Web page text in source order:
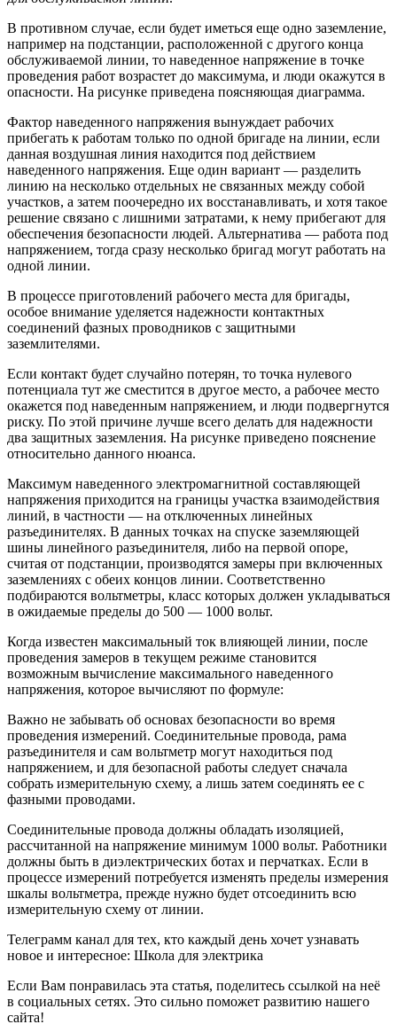
В противном случае, если будет иметься еще одно заземление,
например на подстанции, расположенной с другого конца
обслуживаемой линии, то наведенное напряжение в точке
проведения работ возрастет до максимума, и люди окажутся в
опасности. На рисунке приведена поясняющая диаграмма.
Фактор наведенного напряжения вынуждает рабочих
прибегать к работам только по одной бригаде на линии, если
данная воздушная линия находится под действием
наведенного напряжения. Еще один вариант — разделить
линию на несколько отдельных не связанных между собой
участков, а затем поочередно их восстанавливать, и хотя такое
решение связано с лишними затратами, к нему прибегают для
обеспечения безопасности людей. Альтернатива — работа под
напряжением, тогда сразу несколько бригад могут работать на
одной линии.
В процессе приготовлений рабочего места для бригады,
особое внимание уделяется надежности контактных
соединений фазных проводников с защитными
заземлителями.
Если контакт будет случайно потерян, то точка нулевого
потенциала тут же сместится в другое место, а рабочее место
окажется под наведенным напряжением, и люди подвергнутся
риску. По этой причине лучше всего делать для надежности
два защитных заземления. На рисунке приведено пояснение
относительно данного нюанса.
Максимум наведенного электромагнитной составляющей
напряжения приходится на границы участка взаимодействия
линий, в частности — на отключенных линейных
разъединителях. В данных точках на спуске заземляющей
шины линейного разъединителя, либо на первой опоре,
считая от подстанции, производятся замеры при включенных
заземлениях с обеих концов линии. Соответственно
подбираются вольтметры, класс которых должен укладываться
в ожидаемые пределы до 500 — 1000 вольт.
Когда известен максимальный ток влияющей линии, после
проведения замеров в текущем режиме становится
возможным вычисление максимального наведенного
напряжения, которое вычисляют по формуле:
Важно не забывать об основах безопасности во время
проведения измерений. Соединительные провода, рама
разъединителя и сам вольтметр могут находиться под
напряжением, и для безопасной работы следует сначала
собрать измерительную схему, а лишь затем соединять ее с
фазными проводами.
Соединительные провода должны обладать изоляцией,
рассчитанной на напряжение минимум 1000 вольт. Работники
должны быть в диэлектрических ботах и перчатках. Если в
процессе измерений потребуется изменять пределы измерения
шкалы вольтметра, прежде нужно будет отсоединить всю
измерительную схему от линии.
Телеграмм канал для тех, кто каждый день хочет узнавать
новое и интересное: Школа для электрика
Если Вам понравилась эта статья, поделитесь ссылкой на неё
в социальных сетях. Это сильно поможет развитию нашего
сайта!